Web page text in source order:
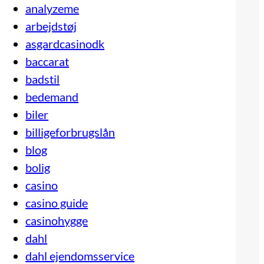
analyzeme
arbejdstøj
asgardcasinodk
baccarat
badstil
bedemand
biler
billigeforbrugslån
blog
bolig
casino
casino guide
casinohygge
dahl
dahl ejendomsservice